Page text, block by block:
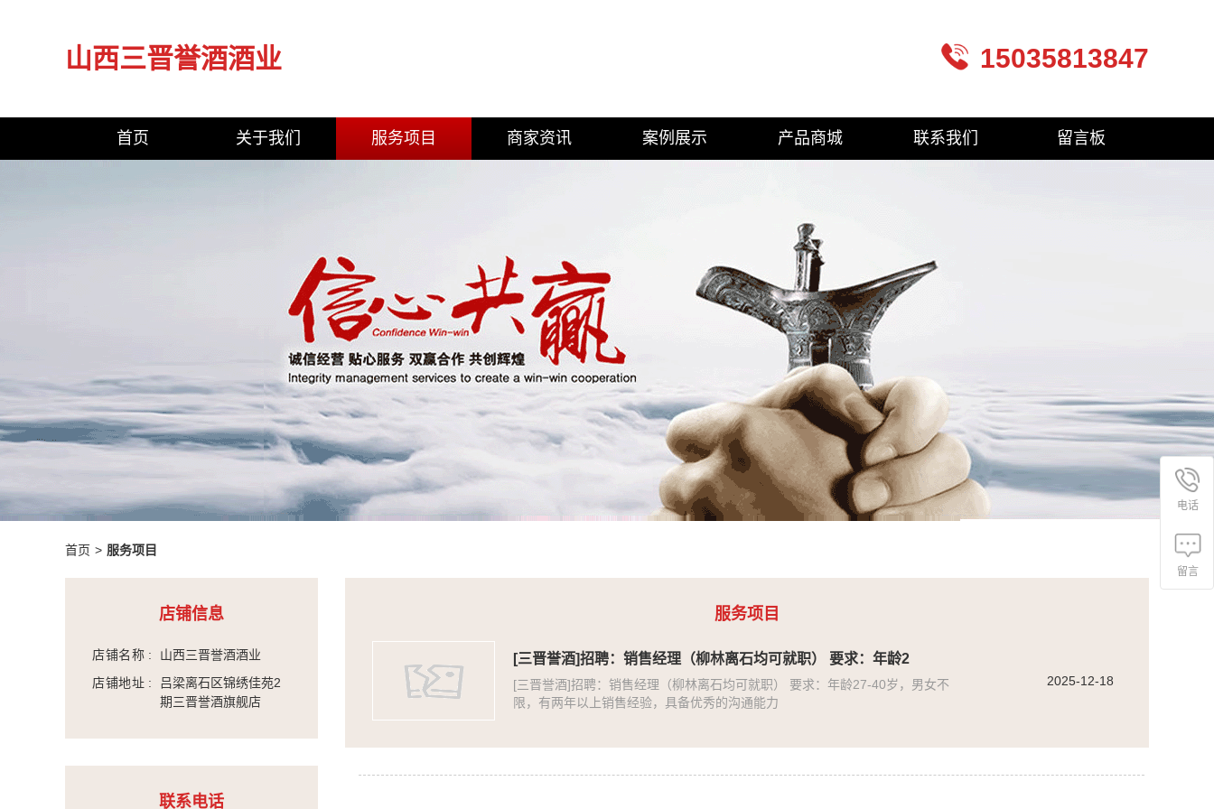
山西三晋誉酒酒业 15035813847
首页 关于我们 服务项目 商家资讯 案例展示 产品商城 联系我们 留言板
首页 > 服务项目
店铺信息
店铺名称 :
山西三晋誉酒酒业
店铺地址 :
吕梁离石区锦绣佳苑2
期三晋誉酒旗舰店
联系电话
服务项目
[三晋誉酒]招聘：销售经理（柳林离石均可就职） 要求：年龄2
[三晋誉酒]招聘：销售经理（柳林离石均可就职） 要求：年龄27-40岁，男女不
限，有两年以上销售经验，具备优秀的沟通能力
2025-12-18
电话
留言